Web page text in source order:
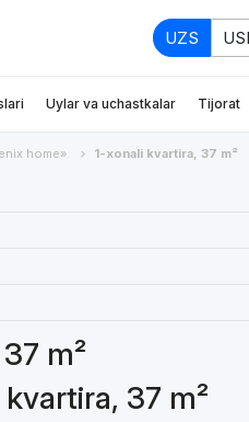
UZS
Uylar va uchastkalar Tijorat
home» 1-xonali kvartira, 37 m²
m²
37 m²